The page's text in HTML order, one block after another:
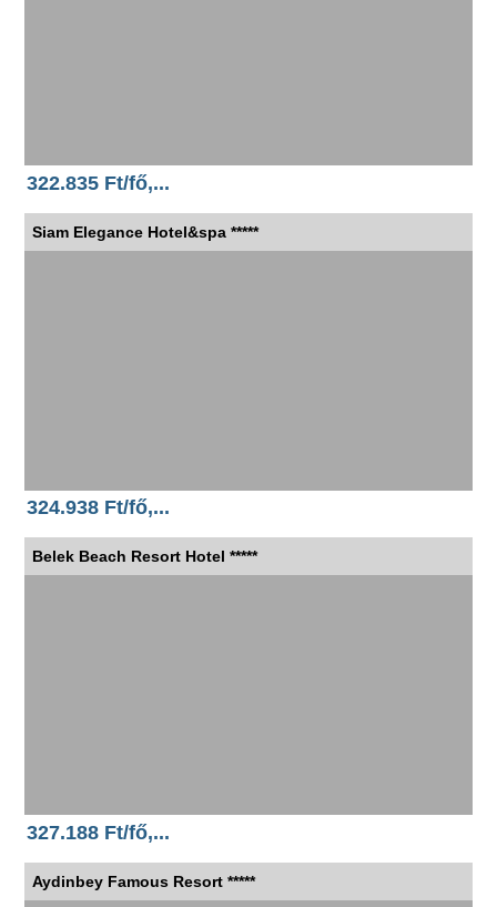
322.835 Ft/fő,...
Siam Elegance Hotel&spa *****
324.938 Ft/fő,...
Belek Beach Resort Hotel *****
327.188 Ft/fő,...
Aydinbey Famous Resort *****